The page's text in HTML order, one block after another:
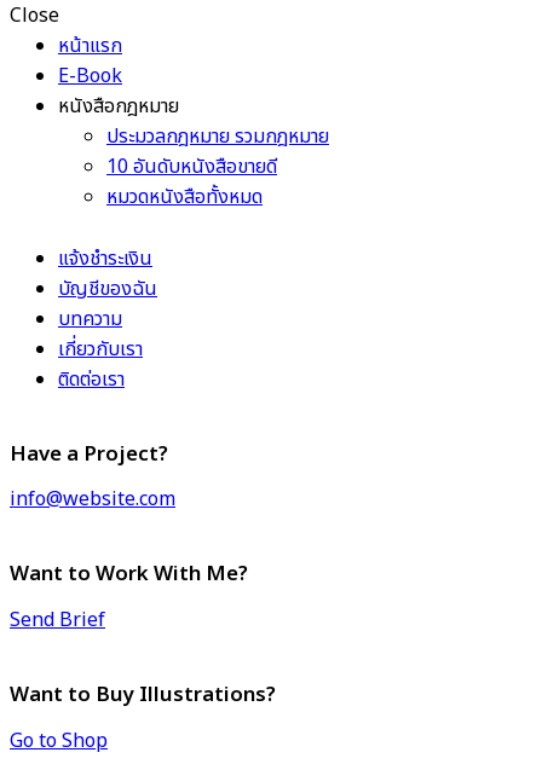
Close
หน้าแรก
E-Book
หนังสือกฎหมาย
ประมวลกฎหมาย รวมกฎหมาย
10 อันดับหนังสือขายดี
หมวดหนังสือทั้งหมด
แจ้งชำระเงิน
บัญชีของฉัน
บทความ
เกี่ยวกับเรา
ติดต่อเรา
Have a Project?
info@website.com
Want to Work With Me?
Send Brief
Want to Buy Illustrations?
Go to Shop